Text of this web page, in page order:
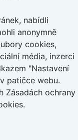
nabídli
anonymně
cookies,
média, inzerci
"Nastavení
patičce webu.
Zásadách ochrany